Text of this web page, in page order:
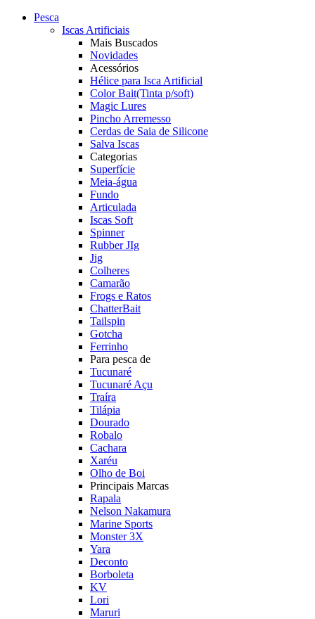
Pesca
Iscas Artificiais
Mais Buscados
Novidades
Acessórios
Hélice para Isca Artificial
Color Bait(Tinta p/soft)
Magic Lures
Pincho Arremesso
Cerdas de Saia de Silicone
Salva Iscas
Categorias
Superfície
Meia-água
Fundo
Articulada
Iscas Soft
Spinner
Rubber JIg
Jig
Colheres
Camarão
Frogs e Ratos
ChatterBait
Tailspin
Gotcha
Ferrinho
Para pesca de
Tucunaré
Tucunaré Açu
Traíra
Tilápia
Dourado
Robalo
Cachara
Xaréu
Olho de Boi
Principais Marcas
Rapala
Nelson Nakamura
Marine Sports
Monster 3X
Yara
Deconto
Borboleta
KV
Lori
Maruri